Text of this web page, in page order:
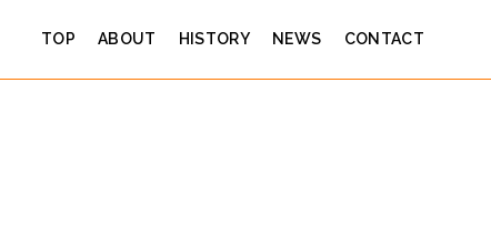
TOP ABOUT HISTORY NEWS CONTACT